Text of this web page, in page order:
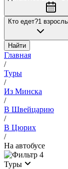
Кто едет?1
Найти
Главная
/
Туры
/
Из Минска
/
В Швейцарию
/
В Цюрих
/
На автобусе
4
Туры